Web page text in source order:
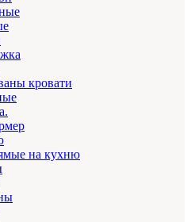
кровати
на кухню